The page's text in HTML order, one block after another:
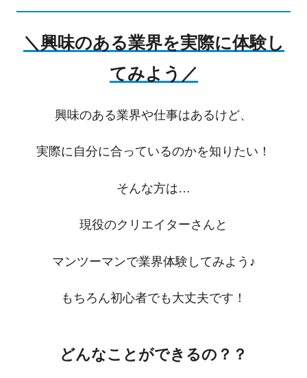
＼興味のある業界を実際に体験し
てみよう／
興味のある業界や仕事はあるけど、
実際に自分に合っているのかを知りたい！
そんな方は…
現役のクリエイターさんと
マンツーマンで業界体験してみよう♪
もちろん初心者でも大丈夫です！
どんなことができるの？？